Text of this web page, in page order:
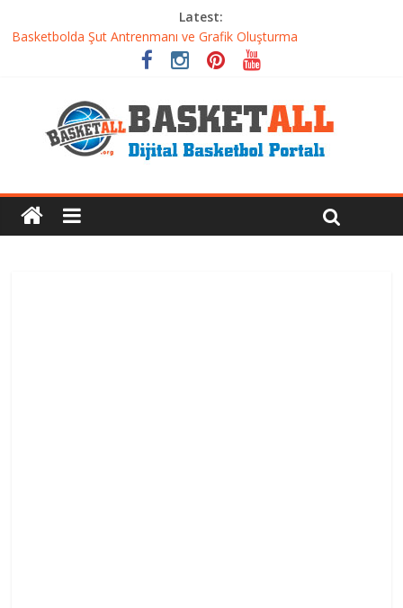
Latest:
Basketbolda Şut Antrenmanı ve Grafik Oluşturma
Iverson’dan Kyrie’e: Top Sürme Sanatının Dramatik Evrimi
Dünyanın En İyi Basketbol Takımı: Gerçek Şampiyon Kim?
Basketbolcu Beslenmesi: Performansı Artıran Bilimsel
Yaklaşımlar